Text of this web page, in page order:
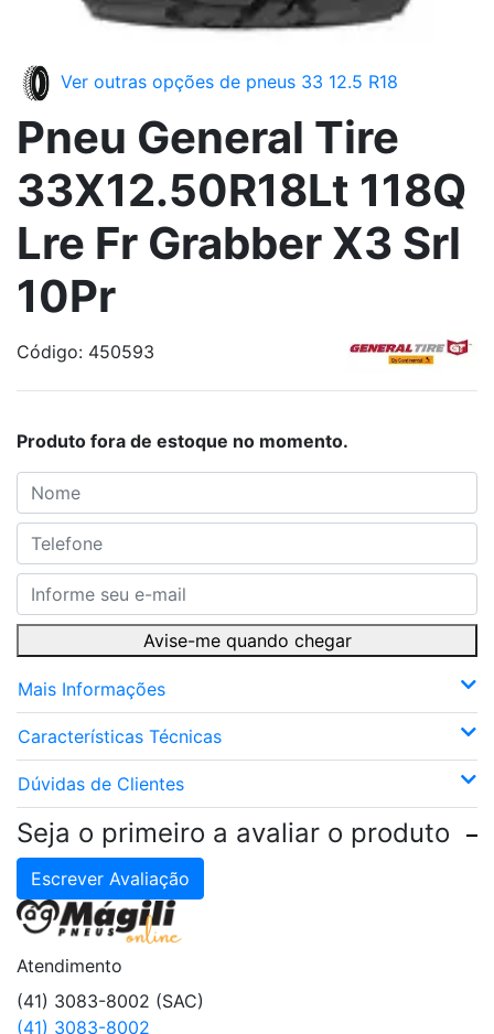
Ver outras opções de pneus 33 12.5 R18
Pneu General Tire
33X12.50R18Lt 118Q
Lre Fr Grabber X3 Srl
10Pr
Código: 450593
Produto fora de estoque no momento.
Avise-me quando chegar
Mais Informações
Características Técnicas
Dúvidas de Clientes
Seja o primeiro a avaliar o produto
Escrever Avaliação
Atendimento
(41) 3083-8002 (SAC)
(41) 3083-8002